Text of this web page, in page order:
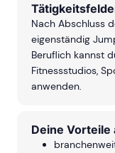
Nach Abschluss
eigenständig
Beruflich kannst
Fitnessstudios,
anwenden.
Deine Vorteile